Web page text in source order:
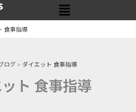
メ
ニ
食事指導
ログ ダイエット 食事指導
ト 食事指導